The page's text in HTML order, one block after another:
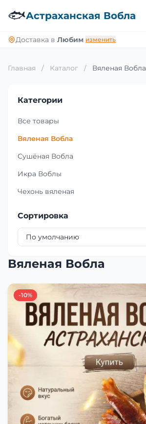
🐟Астраханская Вобла
Доставка в Любим изменить
Главная / Каталог / Вяленая Вобла
Категории
Все товары
Вяленая Вобла
Сушёная Вобла
Икра Воблы
Чехонь вяленая
Сортировка
Вяленая Вобла
-10%